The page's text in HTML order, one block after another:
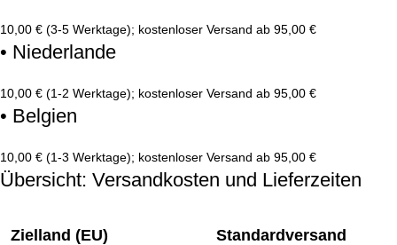
10,00 € (3-5 Werktage); kostenloser Versand ab 95,00 €
• Niederlande
10,00 € (1-2 Werktage); kostenloser Versand ab 95,00 €
• Belgien
10,00 € (1-3 Werktage); kostenloser Versand ab 95,00 €
Übersicht: Versandkosten und Lieferzeiten
Zielland (EU) Standardversand